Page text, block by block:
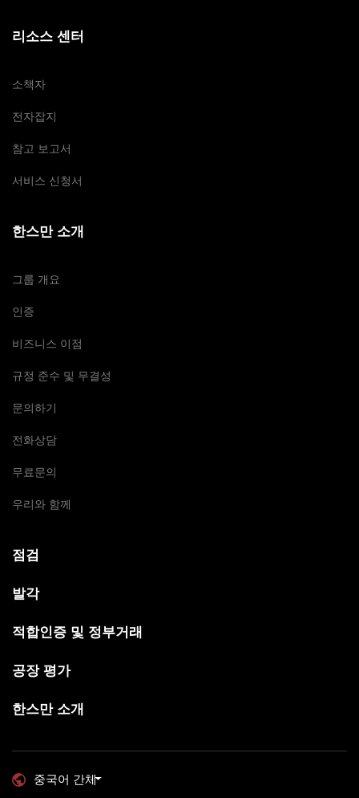
리소스 센터
소책자
전자잡지
참고 보고서
서비스 신청서
한스만 소개
그룹 개요
인증
비즈니스 이점
규정 준수 및 무결성
문의하기
전화상담
무료문의
우리와 함께
점검
발각
적합인증 및 정부거래
공장 평가
한스만 소개
중국어 간체